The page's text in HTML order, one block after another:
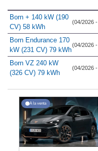
Born + 140 kW (190
CV) 58 kWh
(04/2026
Born Endurance 170
kW (231 CV) 79 kWh
(04/2026
Born VZ 240 kW
(326 CV) 79 kWh
(04/2026
A la venta